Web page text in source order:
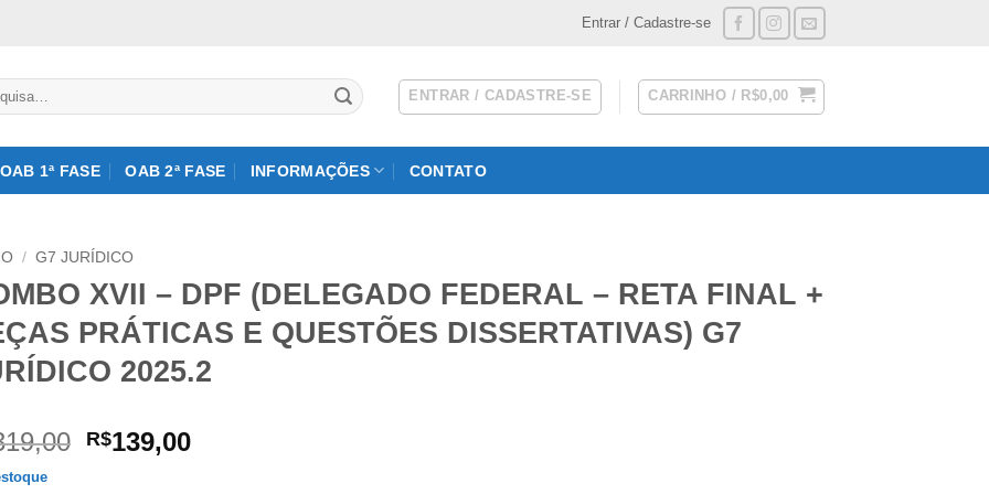
Entrar / Cadastre-se
ENTRAR / CADASTRE-SE CARRINHO / R$0,00
OAB 1ª FASE OAB 2ª FASE INFORMAÇÕES CONTATO
/ G7 JURÍDICO
XVII – DPF (DELEGADO FEDERAL – RETA FINAL +
PRÁTICAS E QUESTÕES DISSERTATIVAS) G7
2025.2
O
R$139,00O